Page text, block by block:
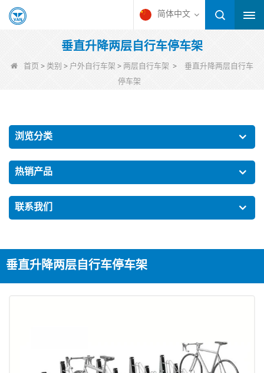
简体中文
垂直升降两层自行车停车架
首页 > 类别 > 户外自行车架 > 两层自行车架 >
垂直升降两层自行车
停车架
浏览分类
热销产品
联系我们
垂直升降两层自行车停车架